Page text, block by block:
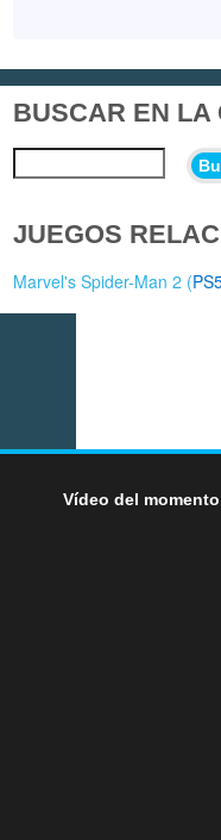
BUSCAR EN LA
JUEGOS
Marvel's Spider-Man 2 (
Vídeo del